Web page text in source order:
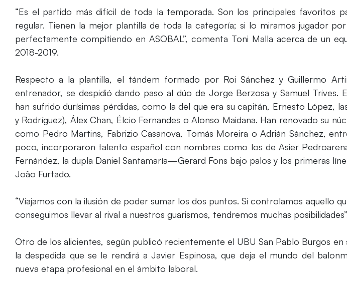
“Es el partido más difícil de toda la temporada. Son los principales favoritos
regular. Tienen la mejor plantilla de toda la categoría; si lo miramos jugador
perfectamente compitiendo en ASOBAL”, comenta Toni Malla acerca de un
2018-2019.
Respecto a la plantilla, el tándem formado por Roi Sánchez y Guillermo
entrenador, se despidió dando paso al dúo de Jorge Berzosa y Samuel Trives.
han sufrido durísimas pérdidas, como la del que era su capitán, Ernesto López,
y Rodríguez), Álex Chan, Élcio Fernandes o Alonso Maidana. Han renovado su
como Pedro Martins, Fabrizio Casanova, Tomás Moreira o Adrián Sánchez,
poco, incorporaron talento español con nombres como los de Asier
Fernández, la dupla Daniel Santamaría—Gerard Fons bajo palos y los primeras
João Furtado.
“Viajamos con la ilusión de poder sumar los dos puntos. Si controlamos aquello
conseguimos llevar al rival a nuestros guarismos, tendremos muchas
Otro de los alicientes, según publicó recientemente el UBU San Pablo Burgos en
la despedida que se le rendirá a Javier Espinosa, que deja el mundo del
nueva etapa profesional en el ámbito laboral.